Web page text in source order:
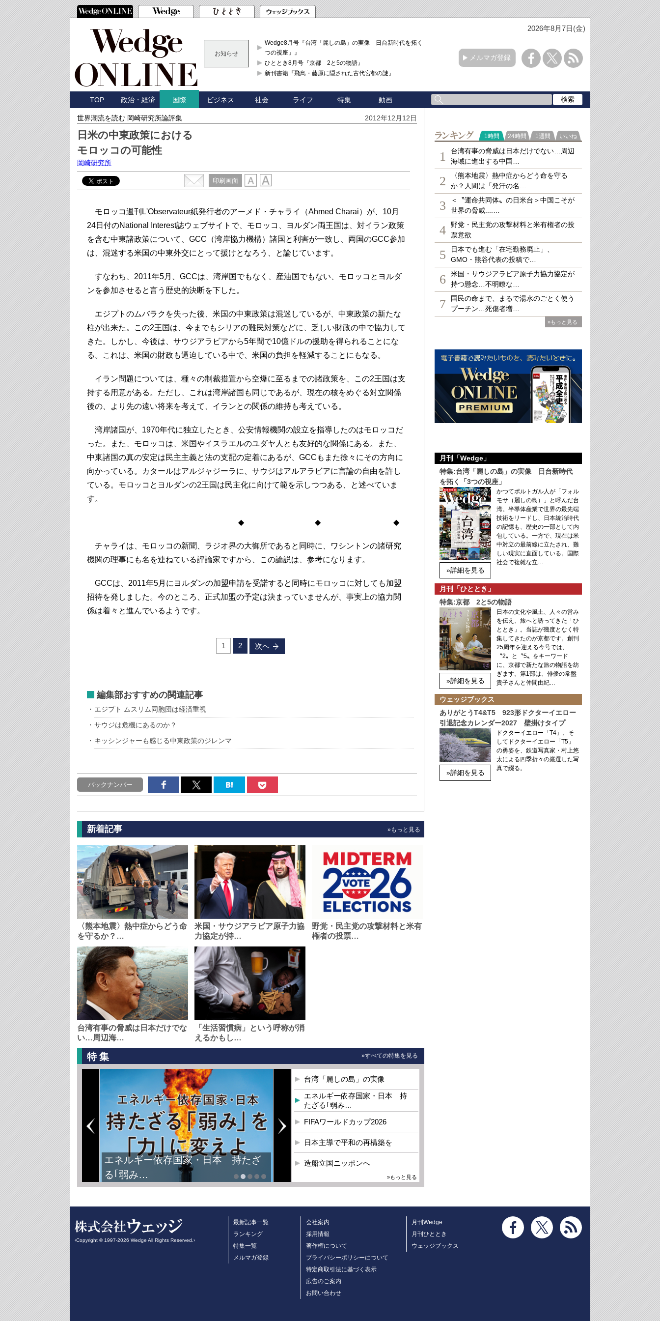
2026年8月7日(金)
お知らせ
Wedge8月号『台湾「麗しの島」の実像 日台新時代を拓く「3
つの視座」』
ひととき8月号『京都 2と5の物語』
新刊書籍『飛鳥・藤原に隠された古代宮都の謎』
メルマガ登録
TOP 政治・経済 国際 ビジネス 社会 ライフ 特集 動画
世界潮流を読む 岡崎研究所論評集 2012年12月12日
日米の中東政策における
モロッコの可能性
岡崎研究所
印刷画面
モロッコ週刊L'Observateur紙発行者のアーメド・チャライ（Ahmed Charai）が、10月
24日付のNational Interest誌ウェブサイトで、モロッコ、ヨルダン両王国は、対イラン政策
を含む中東諸政策について、GCC（湾岸協力機構）諸国と利害が一致し、両国のGCC参加
は、混迷する米国の中東外交にとって援けとなろう、と論じています。
すなわち、2011年5月、GCCは、湾岸国でもなく、産油国でもない、モロッコとヨルダ
ンを参加させると言う歴史的決断を下した。
エジプトのムバラクを失った後、米国の中東政策は混迷しているが、中東政策の新たな
柱が出来た。この2王国は、今までもシリアの難民対策などに、乏しい財政の中で協力して
きた。しかし、今後は、サウジアラビアから5年間で10億ドルの援助を得られることにな
る。これは、米国の財政も逼迫している中で、米国の負担を軽減することにもなる。
イラン問題については、種々の制裁措置から空爆に至るまでの諸政策を、この2王国は支
持する用意がある。ただし、これは湾岸諸国も同じであるが、現在の核をめぐる対立関係
後の、より先の遠い将来を考えて、イランとの関係の維持も考えている。
湾岸諸国が、1970年代に独立したとき、公安情報機関の設立を指導したのはモロッコだ
った。また、モロッコは、米国やイスラエルのユダヤ人とも友好的な関係にある。また、
中東諸国の真の安定は民主主義と法の支配の定着にあるが、GCCもまた徐々にその方向に
向かっている。カタールはアルジャジーラに、サウジはアルアラビアに言論の自由を許し
ている。モロッコとヨルダンの2王国は民主化に向けて範を示しつつある、と述べていま
す。
◆ ◆ ◆
チャライは、モロッコの新聞、ラジオ界の大御所であると同時に、ワシントンの諸研究
機関の理事にも名を連ねている評論家ですから、この論説は、参考になります。
GCCは、2011年5月にヨルダンの加盟申請を受諾すると同時にモロッコに対しても加盟
招待を発しました。今のところ、正式加盟の予定は決まっていませんが、事実上の協力関
係は着々と進んでいるようです。
1 2 次へ
編集部おすすめの関連記事
エジプト ムスリム同胞団は経済重視
サウジは危機にあるのか？
キッシンジャーも感じる中東政策のジレンマ
バックナンバー
新着記事 »もっと見る
〈熊本地震〉熱中症からどう命
を守るか？…
米国・サウジアラビア原子力協
力協定が持…
野党・民主党の攻撃材料と米有
権者の投票…
台湾有事の脅威は日本だけでな
い…周辺海…
「生活習慣病」という呼称が消
えるかもし…
特集 »すべての特集を見る
エネルギー依存国家・日本 持たざ
る｢弱み…
台湾「麗しの島」の実像
エネルギー依存国家・日本 持
たざる｢弱み…
FIFAワールドカップ2026
日本主導で平和の再構築を
造船立国ニッポンへ
»もっと見る
ランキング
1時間 24時間 1週間 いいね
1
台湾有事の脅威は日本だけでない…周辺
海域に進出する中国…
2
〈熊本地震〉熱中症からどう命を守る
か？人間は「発汗の名…
3
＜〝運命共同体〟の日米台＞中国こそが
世界の脅威....…
4
野党・民主党の攻撃材料と米有権者の投
票意欲
5
日本でも進む「在宅勤務廃止」、
GMO・熊谷代表の投稿で…
6
米国・サウジアラビア原子力協力協定が
持つ懸念…不明瞭な…
7
国民の命まで、まるで湯水のごとく使う
プーチン…死傷者増…
»もっと見る
月刊「Wedge」
特集:台湾「麗しの島」の実像 日台新時代
を拓く「3つの視座」
»詳細を見る
かつてポルトガル人が「フォル
モサ（麗しの島）」と呼んだ台
湾。半導体産業で世界の最先端
技術をリードし、日本統治時代
の記憶も、歴史の一部として内
包している。一方で、現在は米
中対立の最前線に立たされ、難
しい現実に直面している。国際
社会で複雑な立…
月刊「ひととき」
特集:京都 2と5の物語
»詳細を見る
日本の文化や風土、人々の営み
を伝え、旅へと誘ってきた「ひ
ととき」。当誌が幾度となく特
集してきたのが京都です。創刊
25周年を迎える今号では、
〝2〟と〝5〟をキーワード
に、京都で新たな旅の物語を紡
ぎます。第1部は、俳優の常盤
貴子さんと仲間由紀…
ウェッジブックス
ありがとうT4&T5 923形ドクターイエロー
引退記念カレンダー2027 壁掛けタイプ
»詳細を見る
ドクターイエロー「T4」、そ
してドクターイエロー「T5」
の勇姿を、鉄道写真家・村上悠
太による四季折々の厳選した写
真で綴る。
‹Copyright © 1997-2026 Wedge All Rights Reserved.›
最新記事一覧
ランキング
特集一覧
メルマガ登録
会社案内
採用情報
著作権について
プライバシーポリシーについて
特定商取引法に基づく表示
広告のご案内
お問い合わせ
月刊Wedge
月刊ひととき
ウェッジブックス